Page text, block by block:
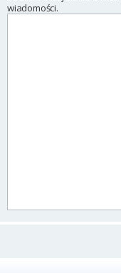
wiadomości.